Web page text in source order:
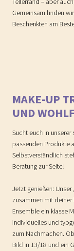
Gemeinsam finden
Beschenkten am
MAKE-UP
UND
Sucht euch in
passenden Produkte
Selbstverständlich
Beratung zur Seite!
Jetzt genießen: Unser
zusammen mit
Ensemble ein klasse
individuelles und
zum Nachmachen.
Bild in 13/18 und ein